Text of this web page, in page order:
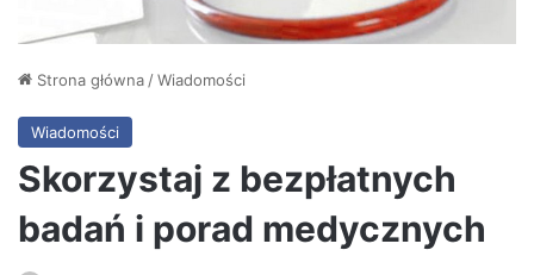
Strona główna /Wiadomości
Wiadomości
Skorzystaj z bezpłatnych
badań i porad medycznych